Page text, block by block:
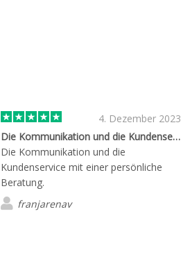
4. Dezember 2023
Die Kommunikation und die Kundenservice…
Die Kommunikation und die
Kundenservice mit einer persönliche
Beratung.
franjarenav